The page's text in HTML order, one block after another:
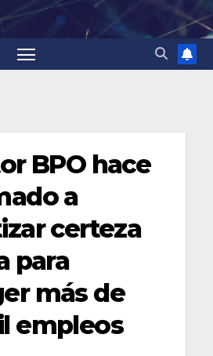
BPO hace
a
certeza
para
más de
empleos